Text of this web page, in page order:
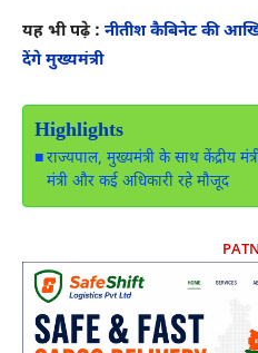
यह भी पढ़े : नीतीश कैबिनेट की
देंगे मुख्यमंत्री
Highlights
राज्यपाल, मुख्यमंत्री के साथ केंद्रीय
मंत्री और कई अधिकारी रहे मौजूद